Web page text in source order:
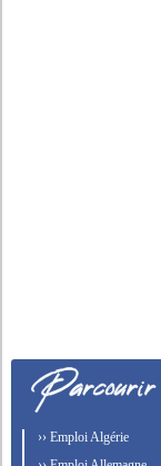
›› Emploi Algérie